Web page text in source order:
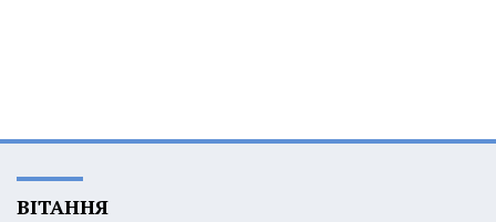
ВІТАННЯ